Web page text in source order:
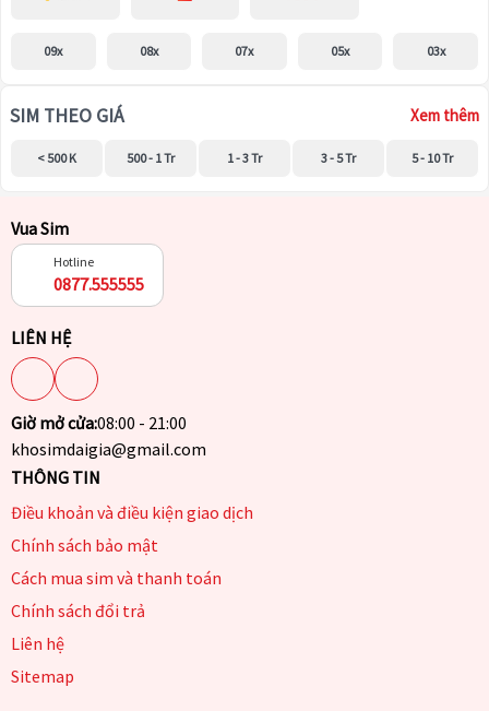
09x 08x 07x 05x 03x
SIM THEO GIÁ Xem thêm
< 500 K 500 - 1 Tr 1 - 3 Tr 3 - 5 Tr 5 - 10 Tr
Vua Sim
Hotline
0877.555555
LIÊN HỆ
Giờ mở cửa:08:00 - 21:00
khosimdaigia@gmail.com
THÔNG TIN
Điều khoản và điều kiện giao dịch
Chính sách bảo mật
Cách mua sim và thanh toán
Chính sách đổi trả
Liên hệ
Sitemap